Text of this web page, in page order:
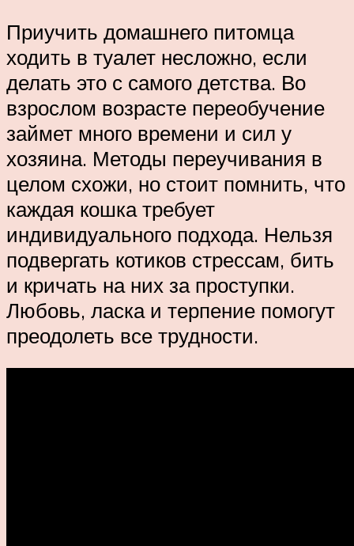
Приучить домашнего питомца
ходить в туалет несложно, если
делать это с самого детства. Во
взрослом возрасте переобучение
займет много времени и сил у
хозяина. Методы переучивания в
целом схожи, но стоит помнить, что
каждая кошка требует
индивидуального подхода. Нельзя
подвергать котиков стрессам, бить
и кричать на них за проступки.
Любовь, ласка и терпение помогут
преодолеть все трудности.